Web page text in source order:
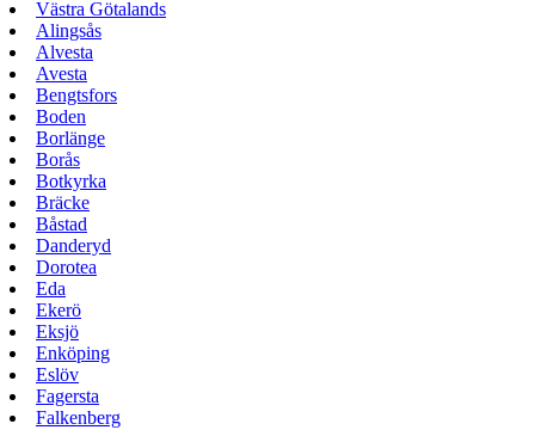
Västra Götalands
Alingsås
Alvesta
Avesta
Bengtsfors
Boden
Borlänge
Borås
Botkyrka
Bräcke
Båstad
Danderyd
Dorotea
Eda
Ekerö
Eksjö
Enköping
Eslöv
Fagersta
Falkenberg